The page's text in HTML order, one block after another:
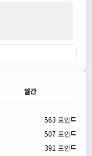
월간
563 포인트
507 포인트
391 포인트